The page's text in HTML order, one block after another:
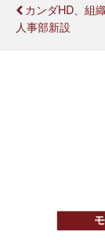
カンダHD、組
人事部新設